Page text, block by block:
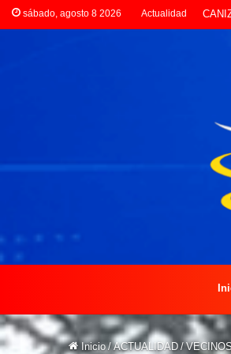
sábado, agosto 8 2026 Actualidad EN
Inicio / ACTUALIDAD /